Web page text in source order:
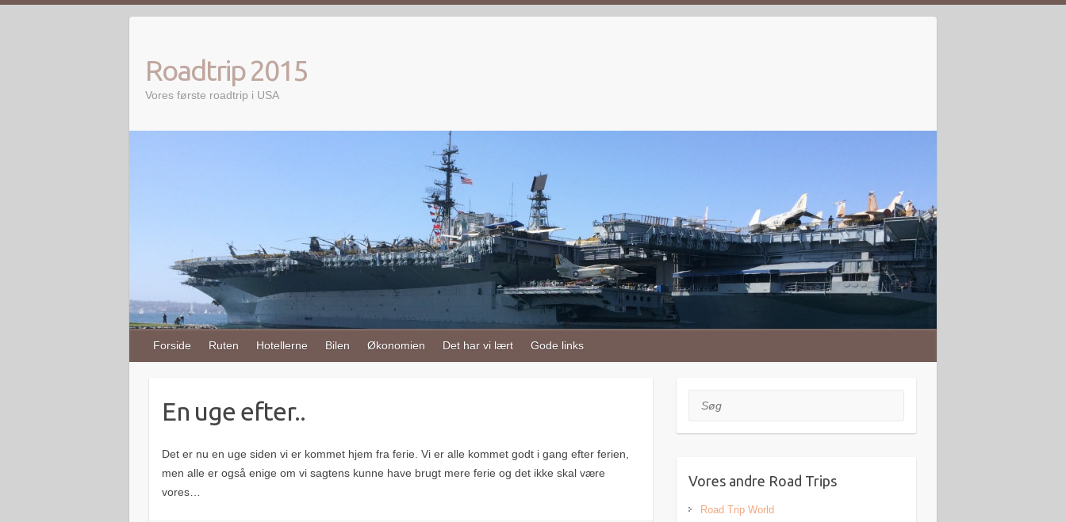
Roadtrip 2015
Vores første roadtrip i USA
Forside Ruten Hotellerne Bilen Økonomien Det har vi lært Gode links
En uge efter..
Det er nu en uge siden vi er kommet hjem fra ferie. Vi er alle kommet godt i gang efter ferien,
men alle er også enige om vi sagtens kunne have brugt mere ferie og det ikke skal være
vores…
Søg
Vores andre Road Trips
Road Trip World